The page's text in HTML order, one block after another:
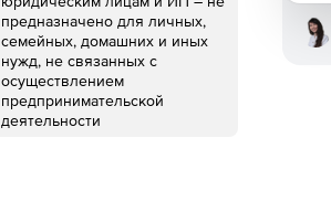
предназначено для личных,
семейных, домашних и иных
нужд, не связанных с
осуществлением
предпринимательской
деятельности